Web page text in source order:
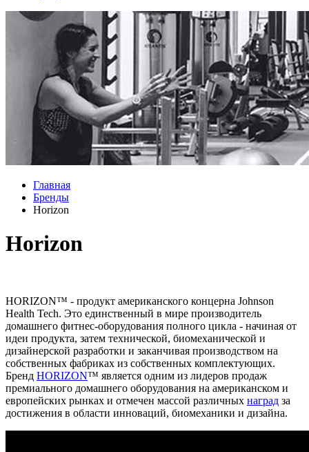
Главная
Бренды
Horizon
Horizon
HORIZON™ - продукт американского концерна Johnson
Health Tech. Это единственный в мире производитель
домашнего фитнес-оборудования полного цикла - начиная от
идеи продукта, затем технической, биомеханической и
дизайнерской разработки и заканчивая производством на
собственных фабриках из собственных комплектующих.
Бренд HORIZON™ является одним из лидеров продаж
премиального домашнего оборудования на американском и
европейских рынках и отмечен массой различных наград за
достижения в области инноваций, биомеханики и дизайна.